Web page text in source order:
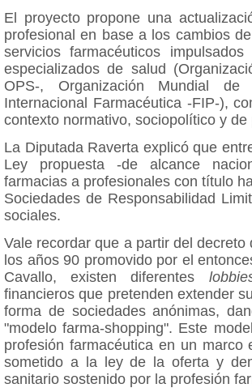
El proyecto propone una
profesional en base a los cambios
servicios farmacéuticos
especializados de salud
OPS-, Organización Mundial
Internacional Farmacéutica -FIP-),
contexto normativo, sociopolítico y
La Diputada Raverta explicó que
Ley propuesta -de alcance
farmacias a profesionales con título
Sociedades de Responsabilidad
sociales.
Vale recordar que a partir del
los años 90 promovido por el
Cavallo, existen diferentes
financieros que pretenden extender
forma de sociedades anónimas,
"modelo farma-shopping". Este
profesión farmacéutica en un marco
sometido a la ley de la oferta y
sanitario sostenido por la profesión